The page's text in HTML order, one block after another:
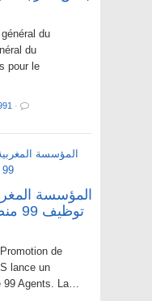
du
pour le
·
المؤسسة
de
lance un
99 Agents. La…